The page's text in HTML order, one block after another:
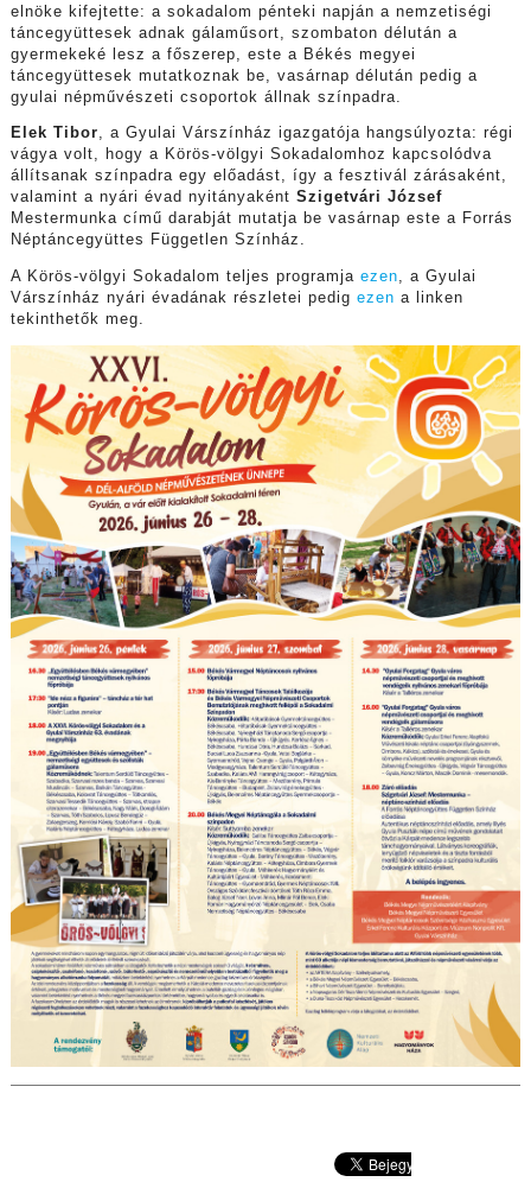
elnöke kifejtette: a sokadalom pénteki napján a nemzetiségi
táncegyüttesek adnak gálaműsort, szombaton délután a
gyermekeké lesz a főszerep, este a Békés megyei
táncegyüttesek mutatkoznak be, vasárnap délután pedig a
gyulai népművészeti csoportok állnak színpadra.
Elek Tibor, a Gyulai Várszínház igazgatója hangsúlyozta: régi
vágya volt, hogy a Körös-völgyi Sokadalomhoz kapcsolódva
állítsanak színpadra egy előadást, így a fesztivál zárásaként,
valamint a nyári évad nyitányaként Szigetvári József
Mestermunka című darabját mutatja be vasárnap este a Forrás
Néptáncegyüttes Független Színház.
A Körös-völgyi Sokadalom teljes programja ezen, a Gyulai
Várszínház nyári évadának részletei pedig ezen a linken
tekinthetők meg.